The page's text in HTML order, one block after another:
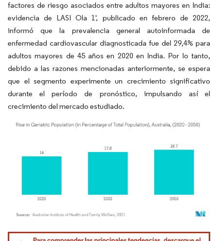
factores de riesgo asociados entre adultos mayores en India:
evidencia de LASI Ola 1', publicado en febrero de 2022,
informó que la prevalencia general autoinformada de
enfermedad cardiovascular diagnosticada fue del 29,4% para
adultos mayores de 45 años en 2020 en India. Por lo tanto,
debido a las razones mencionadas anteriormente, se espera
que el segmento experimente un crecimiento significativo
durante el período de pronóstico, impulsando así el
crecimiento del mercado estudiado.
Imagen © Mordor Intelligence. El uso requiere atribución según CC BY 4.0.